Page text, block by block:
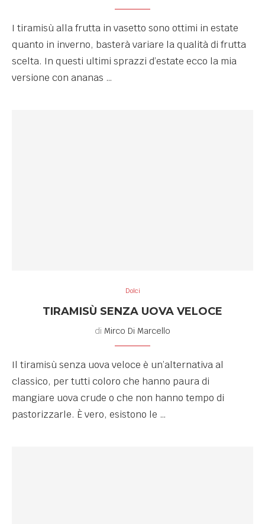
I tiramisù alla frutta in vasetto sono ottimi in estate
quanto in inverno, basterà variare la qualità di frutta
scelta. In questi ultimi sprazzi d’estate ecco la mia
versione con ananas …
Dolci
TIRAMISÙ SENZA UOVA VELOCE
di Mirco Di Marcello
Il tiramisù senza uova veloce è un’alternativa al
classico, per tutti coloro che hanno paura di
mangiare uova crude o che non hanno tempo di
pastorizzarle. È vero, esistono le …